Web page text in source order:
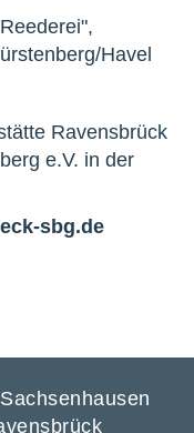
Havel
Ravensbrück
e.V. in der
sbg.de